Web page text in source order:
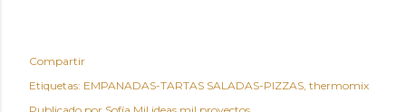
Compartir
Etiquetas: EMPANADAS-TARTAS SALADAS-PIZZAS thermomix